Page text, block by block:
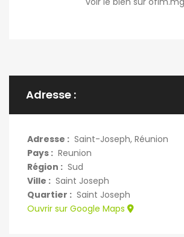
Adresse :
Adresse : Saint-Joseph, Réunion
Pays : Reunion
Région : Sud
Ville : Saint Joseph
Quartier : Saint Joseph
Ouvrir sur Google Maps